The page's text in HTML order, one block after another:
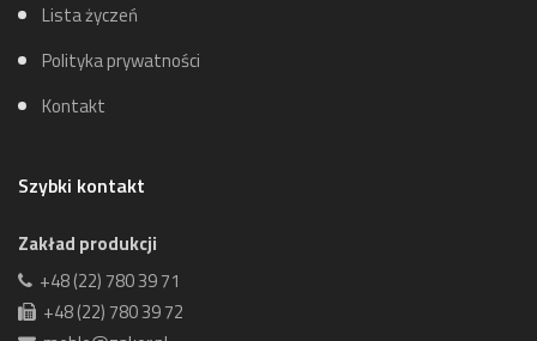
Lista życzeń
Polityka prywatności
Kontakt
Szybki kontakt
Zakład produkcji
+48 (22) 780 39 71
+48 (22) 780 39 72